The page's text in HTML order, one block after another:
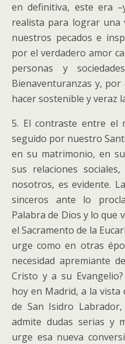
en definitiva, este era
realista para lograr una
nuestros pecados e
por el verdadero amor
personas y
Bienaventuranzas y,
hacer sostenible y veraz
5. El contraste entre el
seguido por nuestro
en su matrimonio, en
sus relaciones
nosotros, es evidente.
sinceros ante lo
Palabra de Dios y lo que
el Sacramento de la
urge como en otras
necesidad apremiante
Cristo y a su
hoy en Madrid, a la vista
de San Isidro
admite dudas serias y
urge esa nueva